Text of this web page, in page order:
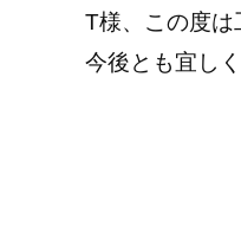
T様、この度は
今後とも宜し